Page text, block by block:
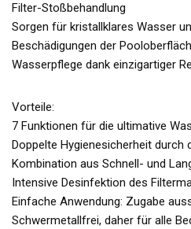
Filter-Stoßbehandlung
Sorgen für kristallklares Wasser
Beschädigungen der
Wasserpflege dank einzigartiger
Vorteile:
7 Funktionen für die ultimative
Doppelte Hygienesicherheit durch
Kombination aus Schnell- und
Intensive Desinfektion des
Einfache Anwendung: Zugabe
Schwermetallfrei, daher für alle